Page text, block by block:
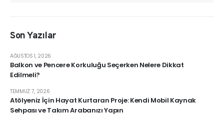
Son Yazılar
Balkon ve Pencere Korkuluğu Seçerken Nelere Dikkat
Edilmeli?
AĞUSTOS 1, 2026
Atölyeniz İçin Hayat Kurtaran Proje: Kendi Mobil Kaynak
Sehpası ve Takım Arabanızı Yapın
TEMMUZ 7, 2026